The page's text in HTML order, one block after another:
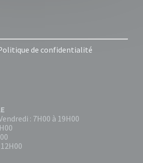
de confidentialité
: 7H00 à 19H00